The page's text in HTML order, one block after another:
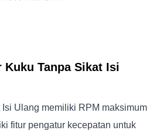
Kuku Tanpa Sikat Isi
Isi Ulang memiliki RPM maksimum
fitur pengatur kecepatan untuk